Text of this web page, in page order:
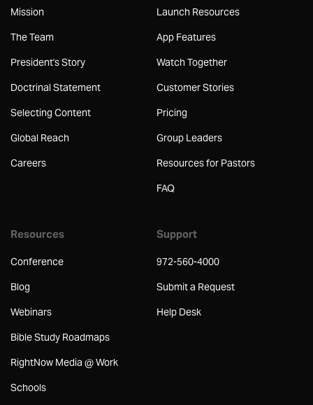
Mission
The Team
President's Story
Doctrinal Statement
Selecting Content
Global Reach
Careers
Launch Resources
App Features
Watch Together
Customer Stories
Pricing
Group Leaders
Resources for Pastors
FAQ
Resources
Conference
Blog
Webinars
Bible Study Roadmaps
RightNow Media @ Work
Schools
Support
972-560-4000
Submit a Request
Help Desk